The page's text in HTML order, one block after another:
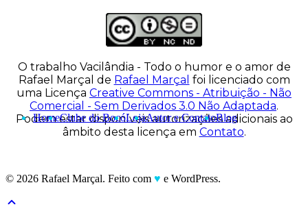
O trabalho Vacilândia - Todo o humor e o amor de
Rafael Marçal de Rafael Marçal foi licenciado com
uma Licença Creative Commons - Atribuição - Não
Comercial - Sem Derivados 3.0 Não Adaptada.
Podem estar disponíveis autorizações adicionais ao
âmbito desta licença em Contato.
HomeClube do BocóLojaAutor e ContatoBlog
© 2026 Rafael Marçal. Feito com ♥ e WordPress.